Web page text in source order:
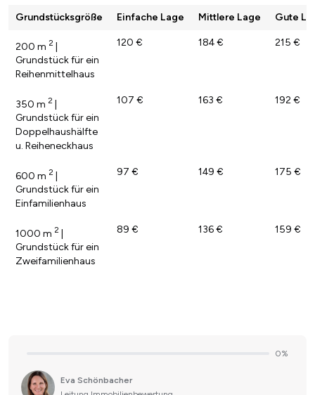
Grundstücksgröße Einfache Lage Mittlere Lage Gute
200 m 2 |
Grundstück für ein
Reihenmittelhaus
120 € 184 € 215 €
350 m 2 |
Grundstück für ein
Doppelhaushälfte
u. Reiheneckhaus
107 € 163 € 192 €
600 m 2 |
Grundstück für ein
Einfamilienhaus
97 € 149 € 175 €
1000 m 2 |
Grundstück für ein
Zweifamilienhaus
89 € 136 € 159 €